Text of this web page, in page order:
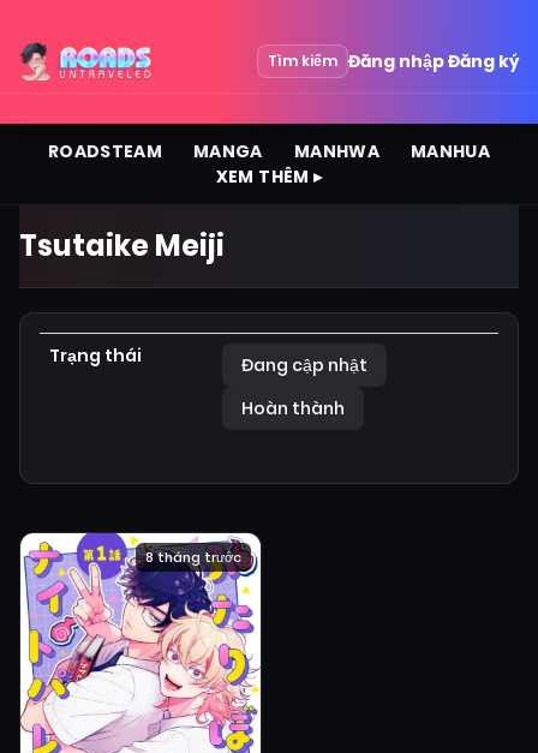
Tìm kiếm Đăng nhậpĐăng ký
ROADSTEAM MANGA MANHWA
MANHUA
XEM THÊM ▸
Tsutaike Meiji
Trạng thái
Đang cập nhật
Hoàn thành
8 tháng trước